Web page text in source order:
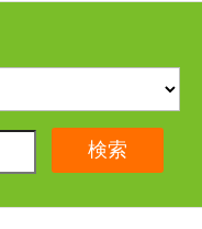
検索